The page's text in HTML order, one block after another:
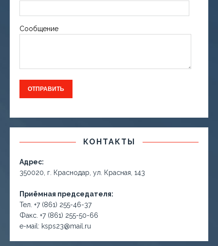
Сообщение
КОНТАКТЫ
Адрес:
350020, г. Краснодар, ул. Красная, 143
Приёмная председателя:
Тел. +7 (861) 255-46-37
Факс. +7 (861) 255-50-66
е-маil: ksps23@mail.ru